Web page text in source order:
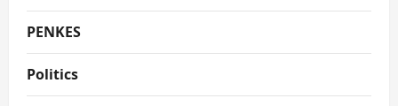
PENKES
Politics